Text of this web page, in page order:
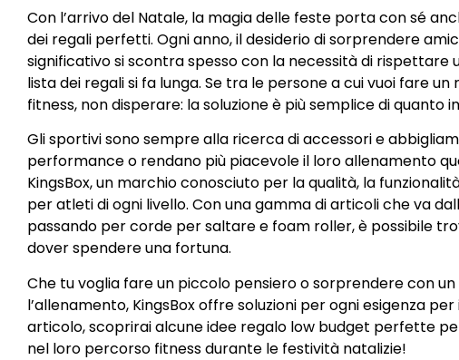
Con l’arrivo del Natale, la magia delle feste porta con sé
dei regali perfetti. Ogni anno, il desiderio di sorprendere
significativo si scontra spesso con la necessità di
lista dei regali si fa lunga. Se tra le persone a cui vuoi fare
fitness, non disperare: la soluzione è più semplice di quanto
Gli sportivi sono sempre alla ricerca di accessori e
performance o rendano più piacevole il loro allenamento
KingsBox, un marchio conosciuto per la qualità, la
per atleti di ogni livello. Con una gamma di articoli che va
passando per corde per saltare e foam roller, è possibile
dover spendere una fortuna.
Che tu voglia fare un piccolo pensiero o sorprendere con
l’allenamento, KingsBox offre soluzioni per ogni esigenza per
articolo, scoprirai alcune idee regalo low budget perfette
nel loro percorso fitness durante le festività natalizie!